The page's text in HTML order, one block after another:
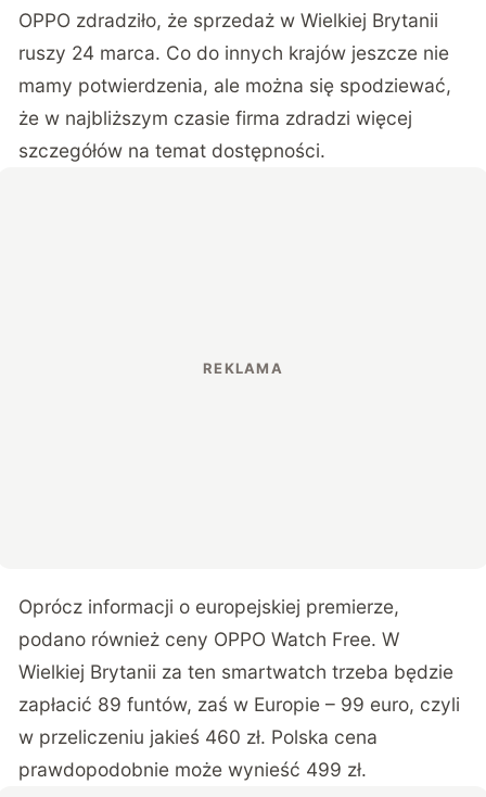
OPPO zdradziło, że sprzedaż w Wielkiej Brytanii
ruszy 24 marca. Co do innych krajów jeszcze nie
mamy potwierdzenia, ale można się spodziewać,
że w najbliższym czasie firma zdradzi więcej
szczegółów na temat dostępności.
Oprócz informacji o europejskiej premierze,
podano również ceny OPPO Watch Free. W
Wielkiej Brytanii za ten smartwatch trzeba będzie
zapłacić 89 funtów, zaś w Europie – 99 euro, czyli
w przeliczeniu jakieś 460 zł. Polska cena
prawdopodobnie może wynieść 499 zł.